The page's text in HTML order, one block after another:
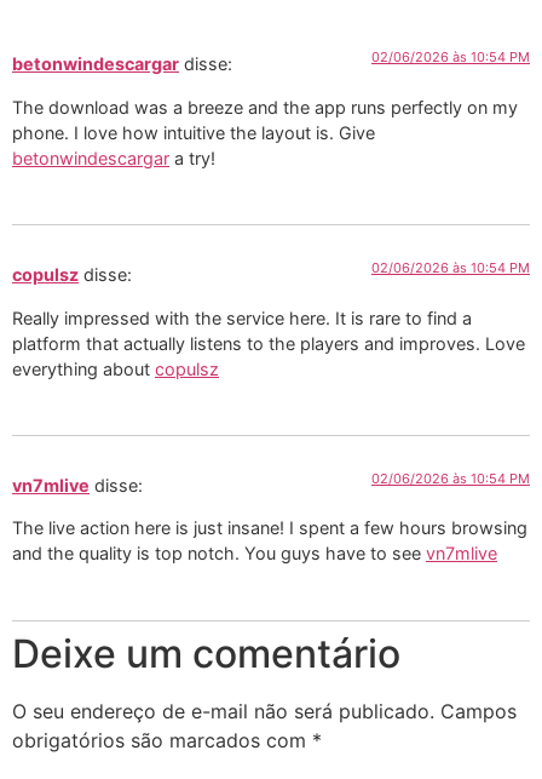
betonwindescargar disse: 02/06/2026 às 10:54 PM
The download was a breeze and the app runs perfectly on my
phone. I love how intuitive the layout is. Give
betonwindescargar a try!
copulsz disse: 02/06/2026 às 10:54 PM
Really impressed with the service here. It is rare to find a
platform that actually listens to the players and improves. Love
everything about copulsz
vn7mlive disse: 02/06/2026 às 10:54 PM
The live action here is just insane! I spent a few hours browsing
and the quality is top notch. You guys have to see vn7mlive
Deixe um comentário
O seu endereço de e-mail não será publicado. Campos
obrigatórios são marcados com *